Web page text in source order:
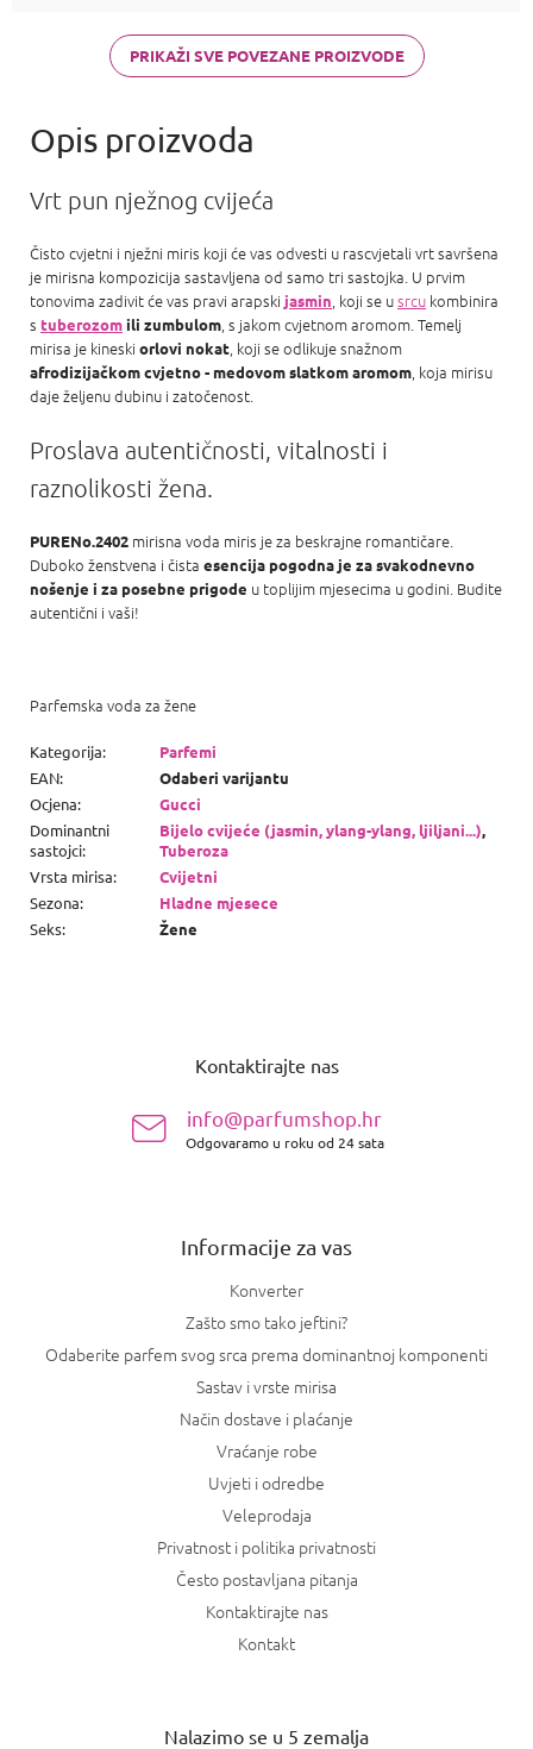
Mademoiselle
a Carolina
PRIKAŽI SVE POVEZANE PROIZVODE
Vrt pun nježnog cvijeća
Čisto cvjetni i nježni miris koji će vas odvesti u rascvjetali vrt savršena
je mirisna kompozicija sastavljena od samo tri sastojka. U prvim
tonovima zadivit će vas pravi arapski jasmin, koji se usrcu kombinira
s tuberozomili zumbulom, s jakom cvjetnom aromom. Temelj
mirisa je kineski orlovi nokat, koji se odlikuje snažnom
afrodizijačkom cvjetno - medovom slatkom aromom, koja mirisu
daje željenu dubinu i zatočenost.
Proslava autentičnosti, vitalnosti i
raznolikosti žena.
PURENo.2402 mirisna voda miris je za beskrajne romantičare.
Duboko ženstvena i čista esencija pogodna je za svakodnevno
nošenje i za posebne prigode u toplijim mjesecima u godini. Budite
autentični i vaši!
Parfemska voda za žene
Kategorija:
Parfemi
EAN:
Odaberi varijantu
Ocjena:
Gucci
Dominantni
sastojci:
Bijelo cvijeće (jasmin, ylang-ylang, ljiljani...),
Tuberoza
Vrsta mirisa:
Cvijetni
Sezona:
Hladne mjesece
Seks: Žene
Kontaktirajte nas
info@parfumshop.hr
Odgovaramo u roku od 24 sata
Informacije za vas
Konverter
Zašto smo tako jeftini?
Odaberite parfem svog srca prema dominantnoj komponenti
Sastav i vrste mirisa
Način dostave i plaćanje
Vraćanje robe
Uvjeti i odredbe
Veleprodaja
Privatnost i politika privatnosti
Često postavljana pitanja
Kontaktirajte nas
Kontakt
Nalazimo se u 5 zemalja